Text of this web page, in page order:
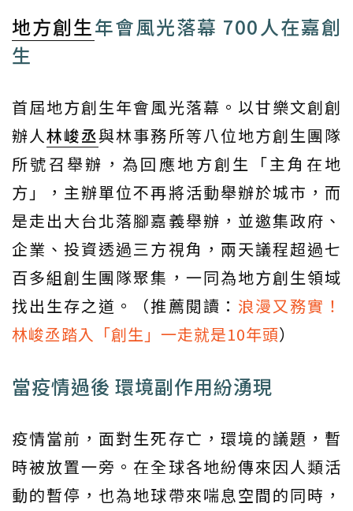
地方創生年會風光落幕 700人在嘉創
生
首屆地方創生年會風光落幕。以甘樂文創創
辦人林峻丞與林事務所等八位地方創生團隊
所號召舉辦，為回應地方創生「主角在地
方」，主辦單位不再將活動舉辦於城市，而
是走出大台北落腳嘉義舉辦，並邀集政府、
企業、投資透過三方視角，兩天議程超過七
百多組創生團隊聚集，一同為地方創生領域
找出生存之道。（推薦閱讀： 浪漫又務實！
林峻丞踏入「創生」一走就是10年頭）
當疫情過後 環境副作用紛湧現
疫情當前，面對生死存亡，環境的議題，暫
時被放置一旁。在全球各地紛傳來因人類活
動的暫停，也為地球帶來喘息空間的同時，